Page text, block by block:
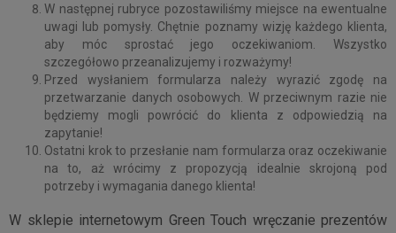
W następnej rubryce pozostawiliśmy miejsce na ewentualne
uwagi lub pomysły. Chętnie poznamy wizję każdego klienta,
aby móc sprostać jego oczekiwaniom. Wszystko
szczegółowo przeanalizujemy i rozważymy!
Przed wysłaniem formularza należy wyrazić zgodę na
przetwarzanie danych osobowych. W przeciwnym razie nie
będziemy mogli powrócić do klienta z odpowiedzią na
zapytanie!
Ostatni krok to przesłanie nam formularza oraz oczekiwanie
na to, aż wrócimy z propozycją idealnie skrojoną pod
potrzeby i wymagania danego klienta!
W sklepie internetowym Green Touch wręczanie prezentów